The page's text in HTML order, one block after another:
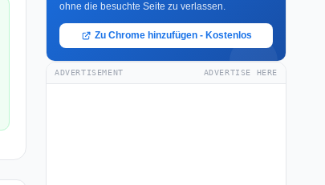
ohne die besuchte Seite zu verlassen.
Zu Chrome hinzufügen - Kostenlos
ADVERTISEMENT ADVERTISE HERE